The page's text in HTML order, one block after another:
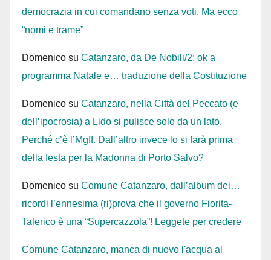
democrazia in cui comandano senza voti. Ma ecco
“nomi e trame”
Domenico su Catanzaro, da De Nobili/2: ok a
programma Natale e… traduzione della Costituzione
Domenico su Catanzaro, nella Città del Peccato (e
dell’ipocrosia) a Lido si pulisce solo da un lato.
Perché c’è l’Mgff. Dall’altro invece lo si farà prima
della festa per la Madonna di Porto Salvo?
Domenico su Comune Catanzaro, dall’album dei…
ricordi l’ennesima (ri)prova che il governo Fiorita-
Talerico è una “Supercazzola”! Leggete per credere
Comune Catanzaro, manca di nuovo l'acqua al